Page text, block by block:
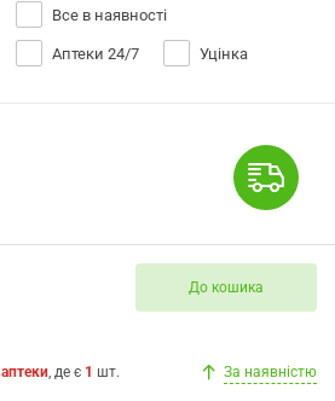
Все в наявності
Аптеки 24/7 Уцінка
До кошика
аптеки, де є 1 шт. За наявністю